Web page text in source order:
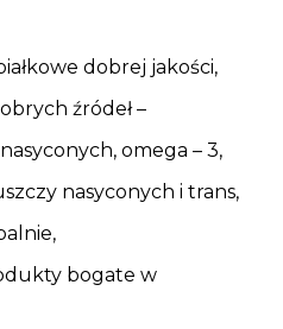
dobrej jakości,
źródeł –
omega – 3,
nasyconych i trans,
bogate w